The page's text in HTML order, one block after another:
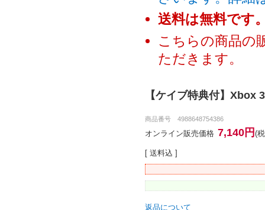
送料は無料です
こちらの商品の
ただきます。
【ケイブ特典付】Xbox
商品番号 4988648754386
オンライン販売価格 7,140円(
[ 送料込 ]
返品について